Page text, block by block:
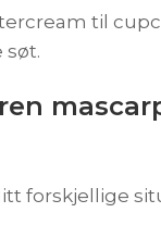
til
forskjellige